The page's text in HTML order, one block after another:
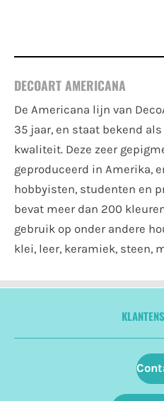
DECOART AMERICANA
De Americana lijn van
35 jaar, en staat bekend
kwaliteit. Deze zeer
geproduceerd in Amerika,
hobbyisten, studenten en
bevat meer dan 200
gebruik op onder andere
klei, leer, keramiek, steen,